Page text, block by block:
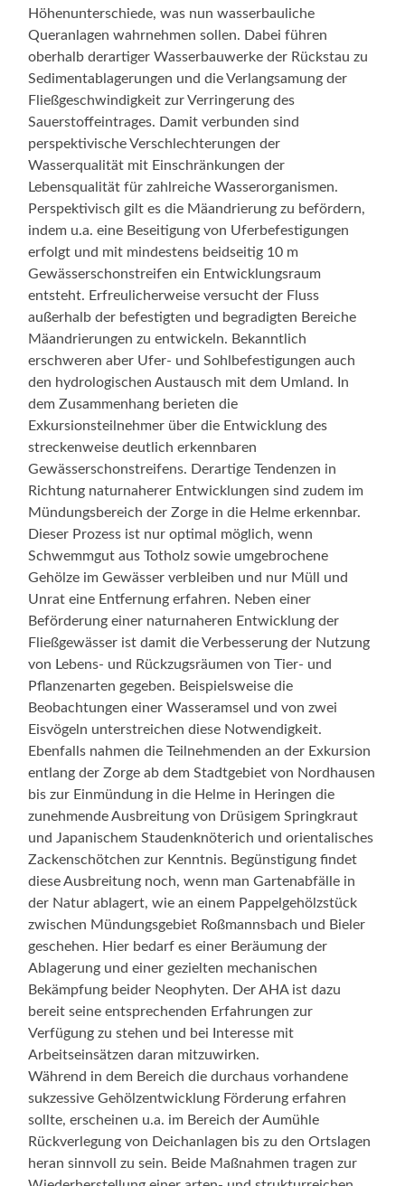
Höhenunterschiede, was nun wasserbauliche
Queranlagen wahrnehmen sollen. Dabei führen
oberhalb derartiger Wasserbauwerke der Rückstau zu
Sedimentablagerungen und die Verlangsamung der
Fließgeschwindigkeit zur Verringerung des
Sauerstoffeintrages. Damit verbunden sind
perspektivische Verschlechterungen der
Wasserqualität mit Einschränkungen der
Lebensqualität für zahlreiche Wasserorganismen.
Perspektivisch gilt es die Mäandrierung zu befördern,
indem u.a. eine Beseitigung von Uferbefestigungen
erfolgt und mit mindestens beidseitig 10 m
Gewässerschonstreifen ein Entwicklungsraum
entsteht. Erfreulicherweise versucht der Fluss
außerhalb der befestigten und begradigten Bereiche
Mäandrierungen zu entwickeln. Bekanntlich
erschweren aber Ufer- und Sohlbefestigungen auch
den hydrologischen Austausch mit dem Umland. In
dem Zusammenhang berieten die
Exkursionsteilnehmer über die Entwicklung des
streckenweise deutlich erkennbaren
Gewässerschonstreifens. Derartige Tendenzen in
Richtung naturnaherer Entwicklungen sind zudem im
Mündungsbereich der Zorge in die Helme erkennbar.
Dieser Prozess ist nur optimal möglich, wenn
Schwemmgut aus Totholz sowie umgebrochene
Gehölze im Gewässer verbleiben und nur Müll und
Unrat eine Entfernung erfahren. Neben einer
Beförderung einer naturnaheren Entwicklung der
Fließgewässer ist damit die Verbesserung der Nutzung
von Lebens- und Rückzugsräumen von Tier- und
Pflanzenarten gegeben. Beispielsweise die
Beobachtungen einer Wasseramsel und von zwei
Eisvögeln unterstreichen diese Notwendigkeit.
Ebenfalls nahmen die Teilnehmenden an der Exkursion
entlang der Zorge ab dem Stadtgebiet von Nordhausen
bis zur Einmündung in die Helme in Heringen die
zunehmende Ausbreitung von Drüsigem Springkraut
und Japanischem Staudenknöterich und orientalisches
Zackenschötchen zur Kenntnis. Begünstigung findet
diese Ausbreitung noch, wenn man Gartenabfälle in
der Natur ablagert, wie an einem Pappelgehölzstück
zwischen Mündungsgebiet Roßmannsbach und Bieler
geschehen. Hier bedarf es einer Beräumung der
Ablagerung und einer gezielten mechanischen
Bekämpfung beider Neophyten. Der AHA ist dazu
bereit seine entsprechenden Erfahrungen zur
Verfügung zu stehen und bei Interesse mit
Arbeitseinsätzen daran mitzuwirken.
Während in dem Bereich die durchaus vorhandene
sukzessive Gehölzentwicklung Förderung erfahren
sollte, erscheinen u.a. im Bereich der Aumühle
Rückverlegung von Deichanlagen bis zu den Ortslagen
heran sinnvoll zu sein. Beide Maßnahmen tragen zur